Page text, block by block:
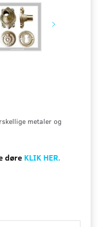
metaler og
døre KLIK HER.